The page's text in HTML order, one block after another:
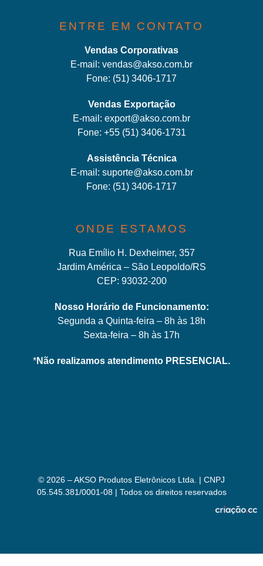
ENTRE EM CONTATO
Vendas Corporativas
E-mail: vendas@akso.com.br
Fone: (51) 3406-1717
Vendas Exportação
E-mail: export@akso.com.br
Fone: +55 (51) 3406-1731
Assistência Técnica
E-mail: suporte@akso.com.br
Fone: (51) 3406-1717
ONDE ESTAMOS
Rua Emílio H. Dexheimer, 357
Jardim América – São Leopoldo/RS
CEP: 93032-200
Nosso Horário de Funcionamento:
Segunda a Quinta-feira – 8h às 18h
Sexta-feira – 8h às 17h
*Não realizamos atendimento PRESENCIAL.
© 2026 – AKSO Produtos Eletrônicos Ltda. | CNPJ
05.545.381/0001-08 | Todos os direitos reservados